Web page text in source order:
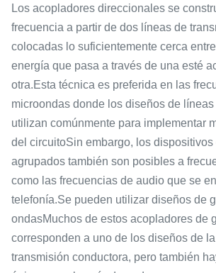
Los acopladores direccionales se
frecuencia a partir de dos líneas de
colocadas lo suficientemente cerca
energía que pasa a través de una esté
otra.Esta técnica es preferida en las
microondas donde los diseños de
utilizan comúnmente para implementar
del circuitoSin embargo, los
agrupados también son posibles a
como las frecuencias de audio que se
telefonía.Se pueden utilizar diseños de
ondasMuchos de estos acopladores de
corresponden a uno de los diseños de
transmisión conductora, pero también